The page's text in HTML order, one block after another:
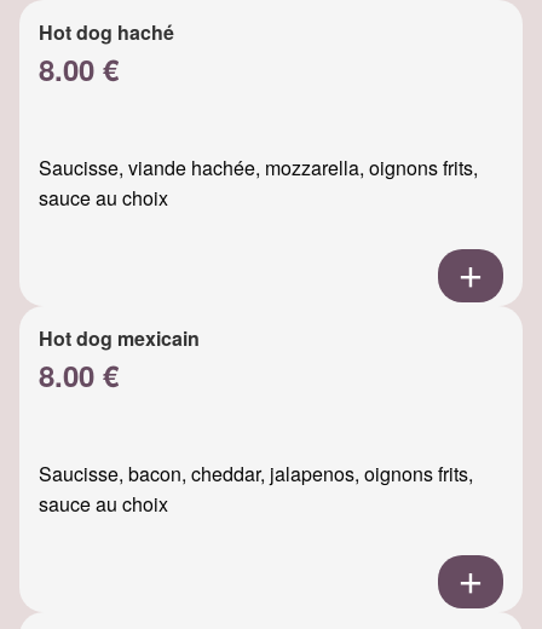
Hot dog haché
8.00 €
Saucisse, viande hachée, mozzarella, oignons frits,
sauce au choix
Hot dog mexicain
8.00 €
Saucisse, bacon, cheddar, jalapenos, oignons frits,
sauce au choix